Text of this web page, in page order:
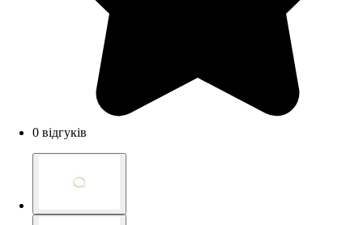
0 відгуків